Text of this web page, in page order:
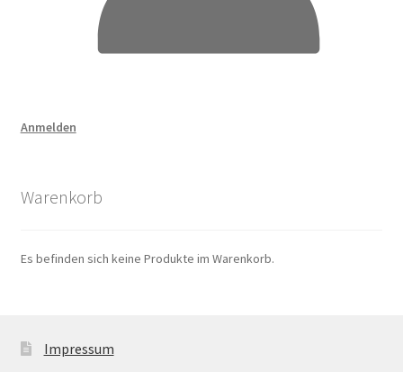
Anmelden
Warenkorb
Es befinden sich keine Produkte im Warenkorb.
Impressum